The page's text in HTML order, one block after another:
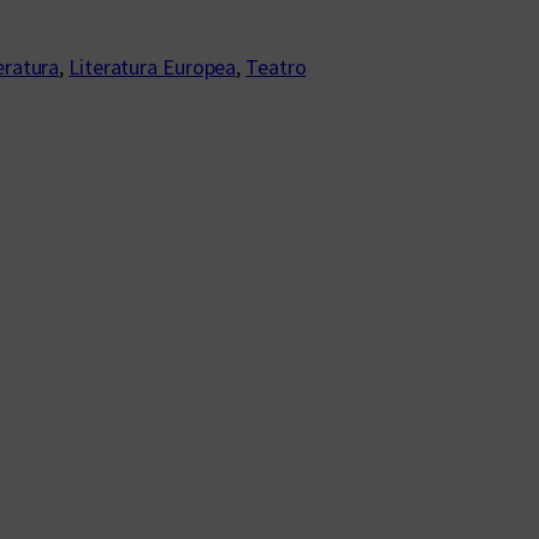
, Literatura Europea, Teatro